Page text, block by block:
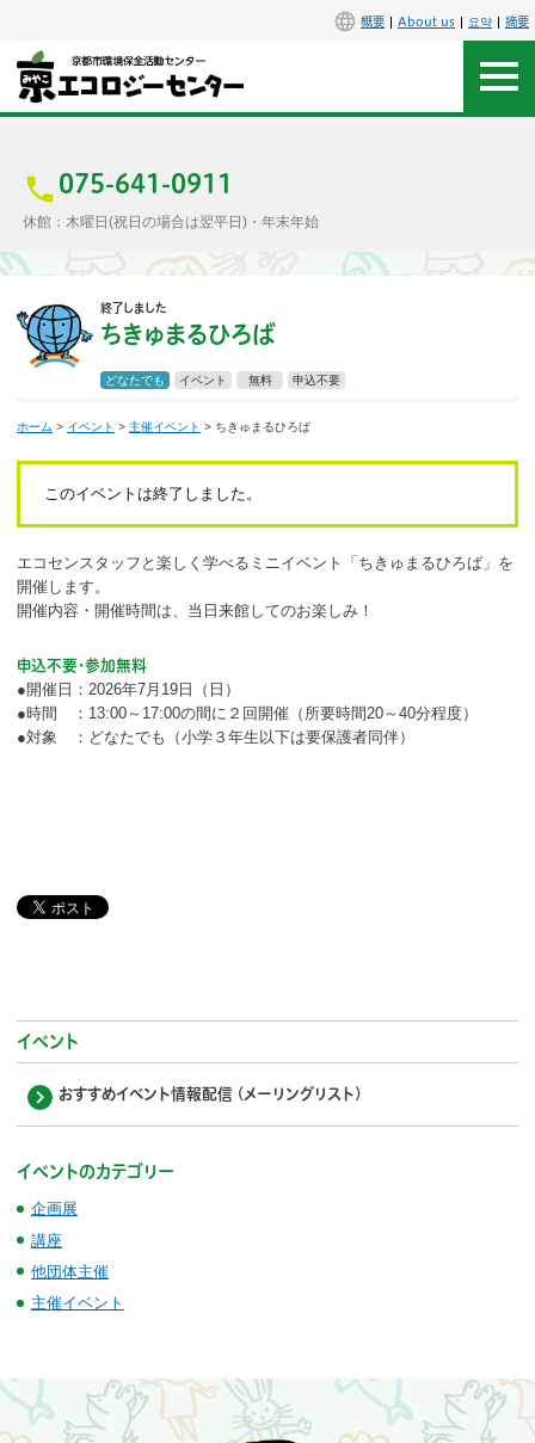
概要 About us 요약 摘要
075-641-0911
休館：木曜日(祝日の場合は翌平日)・年末年始
アクセス
施設案内
エコセンで楽しもう
イベント
講座
活動支援
発行物
一般の方
終了しました
ちきゅまるひろば
どなたでも イベント 無料 申込不要
ホーム > イベント > 主催イベント > ちきゅまるひろば
このイベントは終了しました。
エコセンスタッフと楽しく学べるミニイベント「ちきゅまるひろば」を
開催します。
開催内容・開催時間は、当日来館してのお楽しみ！
申込不要・参加無料
●開催日：2026年7月19日（日）
●時間 ：13:00～17:00の間に２回開催（所要時間20～40分程度）
●対象 ：どなたでも（小学３年生以下は要保護者同伴）
イベント
おすすめイベント情報配信 (メーリングリスト)
イベントのカテゴリー
企画展
講座
他団体主催
主催イベント